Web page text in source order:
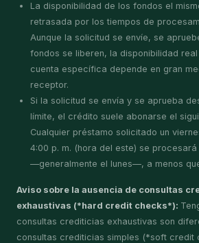
La disponibilidad de los fondos el
retrasada por los tiempos de
Aunque la solicitud se envíe, se
fondos se liberen, la disponibilidad
cuenta específica depende en gran
receptor.
Si la solicitud se envía y se aprueba
límite, el crédito suele abonarse el
Cualquier préstamo solicitado un
4:00 p. m. (hora del este) se
—generalmente el lunes—, a menos
Aviso sobre la ausencia de consultas
exhaustivas (*hard credit checks*):
consultas crediticias exhaustivas son
consultas crediticias simples (*soft credit